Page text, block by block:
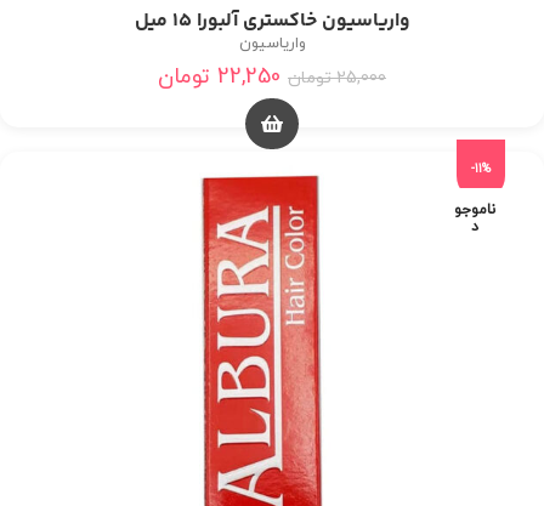
واریاسیون خاکستری آلبورا 15 میل
واریاسیون
25,000 تومان 22,250 تومان
-11%
ناموجو
د